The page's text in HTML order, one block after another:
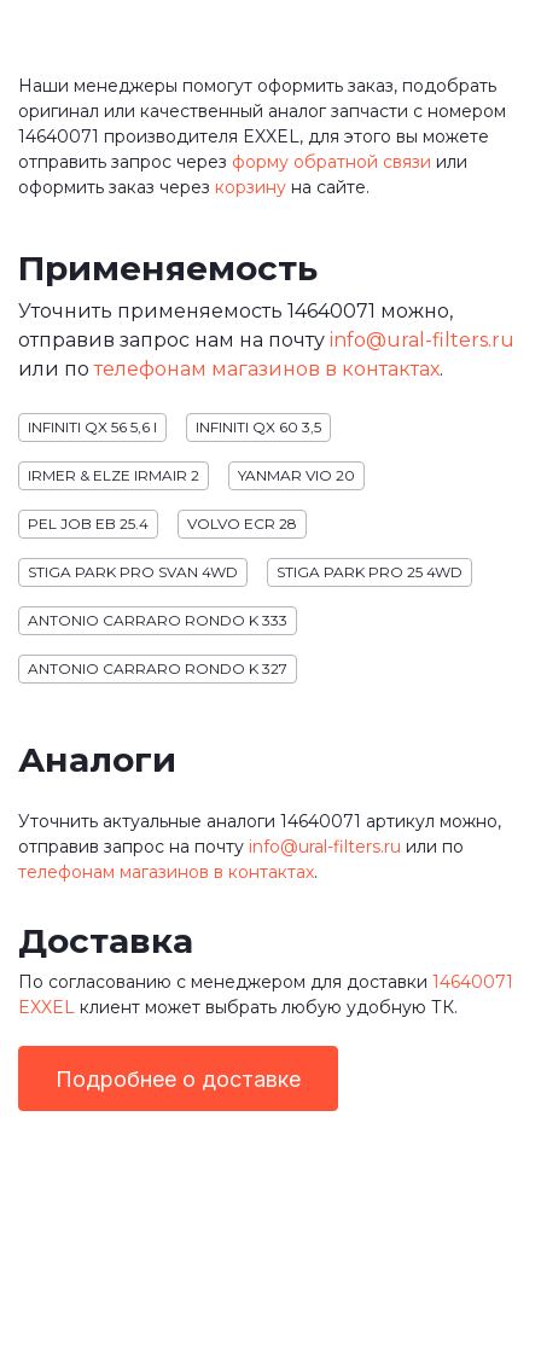
Наши менеджеры помогут оформить заказ, подобрать
оригинал или качественный аналог запчасти с номером
14640071 производителя EXXEL, для этого вы можете
отправить запрос через форму обратной связи или
оформить заказ через корзину на сайте.
Применяемость
Уточнить применяемость 14640071 можно,
отправив запрос нам на почту info@ural-filters.ru
или потелефонам магазинов в контактах.
INFINITI QX 56 5,6 I INFINITI QX 60 3,5
IRMER & ELZE IRMAIR 2 YANMAR VIO 20
PEL JOB EB 25.4 VOLVO ECR 28
STIGA PARK PRO SVAN 4WD STIGA PARK PRO 25 4WD
ANTONIO CARRARO RONDO K 333
ANTONIO CARRARO RONDO K 327
Аналоги
Уточнить актуальные аналоги 14640071 артикул можно,
отправив запрос на почту info@ural-filters.ru или по
телефонам магазинов в контактах.
Доставка
По согласованию с менеджером для доставки 14640071
EXXEL клиент может выбрать любую удобную ТК.
Подробнее о доставке